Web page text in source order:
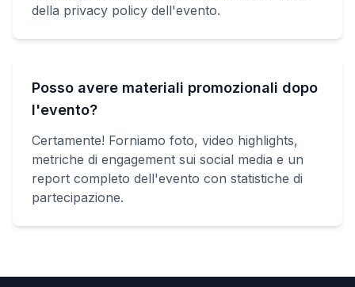
della privacy policy dell'evento.
Posso avere materiali promozionali dopo
l'evento?
Certamente! Forniamo foto, video highlights,
metriche di engagement sui social media e un
report completo dell'evento con statistiche di
partecipazione.